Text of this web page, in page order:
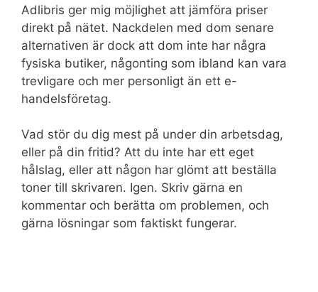
Adlibris ger mig möjlighet att jämföra priser
direkt på nätet. Nackdelen med dom senare
alternativen är dock att dom inte har några
fysiska butiker, någonting som ibland kan vara
trevligare och mer personligt än ett e-
handelsföretag.
Vad stör du dig mest på under din arbetsdag,
eller på din fritid? Att du inte har ett eget
hålslag, eller att någon har glömt att beställa
toner till skrivaren. Igen. Skriv gärna en
kommentar och berätta om problemen, och
gärna lösningar som faktiskt fungerar.